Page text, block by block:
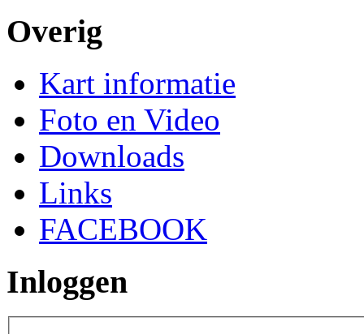
Overig
Kart informatie
Foto en Video
Downloads
Links
FACEBOOK
Inloggen